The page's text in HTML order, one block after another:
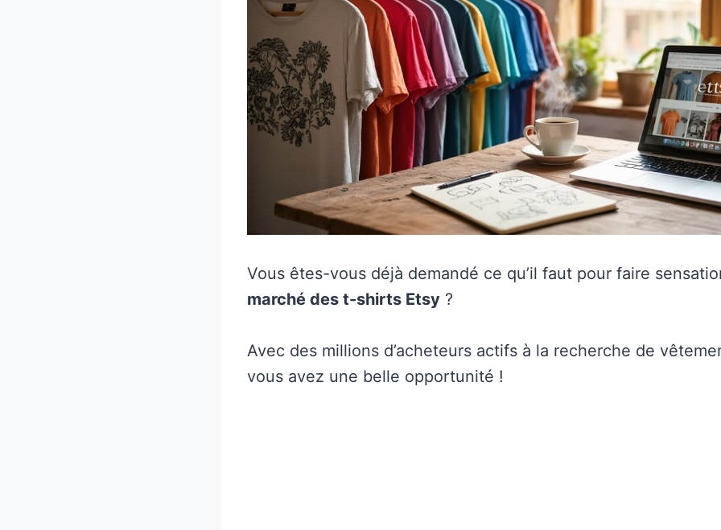
Vous êtes-vous déjà demandé ce qu’il faut pour faire
marché des t-shirts Etsy ?
Avec des millions d’acheteurs actifs à la recherche de
vous avez une belle opportunité !